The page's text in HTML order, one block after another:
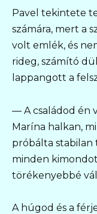
Pavel tekintete
számára, mert a
volt emlék, és
rideg, számító
lappangott a
— A családod én
Marína halkan,
próbálta stabilan
minden
törékenyebbé
A húgod és a